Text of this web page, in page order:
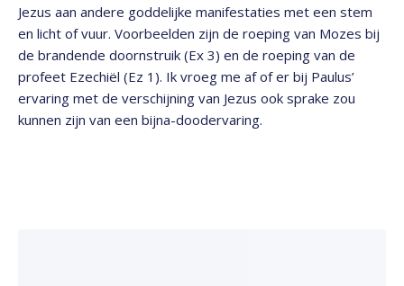
Jezus aan andere goddelijke manifestaties met een stem
en licht of vuur. Voorbeelden zijn de roeping van Mozes bij
de brandende doornstruik (Ex 3) en de roeping van de
profeet Ezechiël (Ez 1). Ik vroeg me af of er bij Paulus’
ervaring met de verschijning van Jezus ook sprake zou
kunnen zijn van een bijna-doodervaring.